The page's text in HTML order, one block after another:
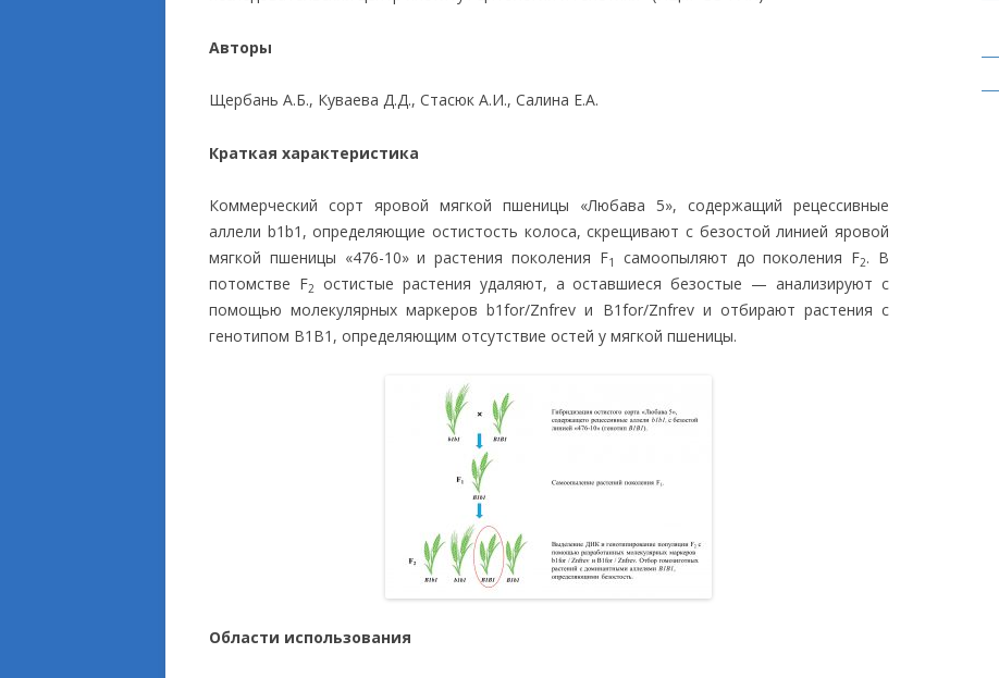
Авторы
Щербань А.Б., Куваева Д.Д., Стасюк А.И., Салина Е.А.
Краткая характеристика
Коммерческий сорт яровой мягкой пшеницы «Любава 5», содержащий рецессивные
аллели b1b1, определяющие остистость колоса, скрещивают с безостой линией яровой
мягкой пшеницы «476-10» и растения поколения F1 самоопыляют до поколения F2. В
потомстве F2
остистые растения удаляют, а оставшиеся безостые — анализируют с
помощью молекулярных маркеров b1for/Znfrev и B1for/Znfrev и отбирают растения с
генотипом В1В1, определяющим отсутствие остей у мягкой пшеницы.
Области использования